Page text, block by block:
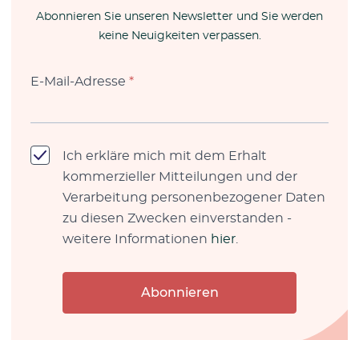
Abonnieren Sie unseren Newsletter und Sie werden
keine Neuigkeiten verpassen.
E-Mail-Adresse *
Ich erkläre mich mit dem Erhalt
kommerzieller Mitteilungen und der
Verarbeitung personenbezogener Daten
zu diesen Zwecken einverstanden -
weitere Informationen hier
Abonnieren